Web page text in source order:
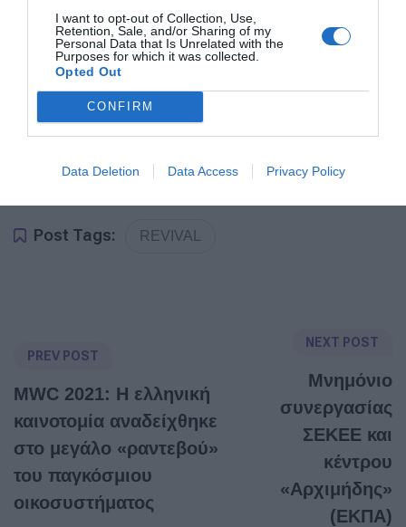
I want to opt-out of Collection, Use,
Retention, Sale, and/or Sharing of my
Personal Data that Is Unrelated with the
Purposes for which it was collected.
Opted Out
CONFIRM
Data Deletion Data Access Privacy Policy
καθοριστικά στον εκσυγχρονισμό τους και στην
βελτίωση των προοπτικών της οικονομίας της
χώρας.
Το επιχειρηματικό κοινό μπορεί να
πατώντας εδω
Post Tags: REVIVAL
PREV POST
MWC 2021: Η ελληνική
καινοτομία αναδείχθηκε
στο μεγάλο «ραντεβού»
του παγκόσμιου
οικοσυστήματος
NEXT POST
Μνημόνιο
συνεργασίας
ΣΕΚΕΕ και
κέντρου
«Αρχιμήδης»
(ΕΚΠΑ)